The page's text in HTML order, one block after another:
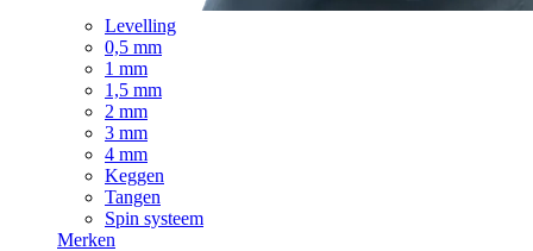
Levelling
0,5 mm
1 mm
1,5 mm
2 mm
3 mm
4 mm
Keggen
Tangen
Spin systeem
Merken